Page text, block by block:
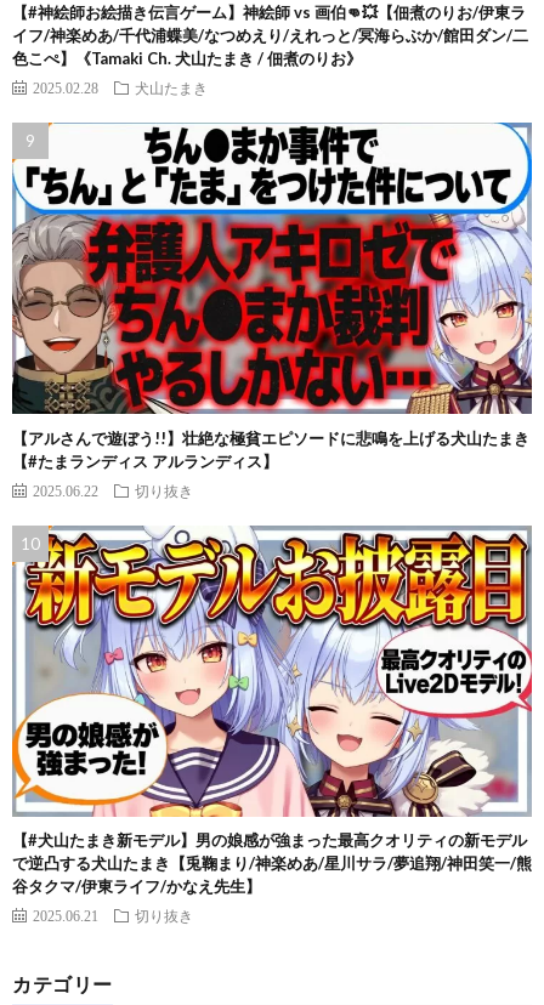
【#神絵師お絵描き伝言ゲーム】神絵師 vs 画伯👊💥【佃煮のりお/伊東ラ
イフ/神楽めあ/千代浦蝶美/なつめえり/えれっと/冥海らぶか/館田ダン/二
色こぺ】《Tamaki Ch. 犬山たまき / 佃煮のりお》
2025.02.28 犬山たまき
【アルさんで遊ぼう!!】壮絶な極貧エピソードに悲鳴を上げる犬山たまき
【#たまランディス アルランディス】
2025.06.22 切り抜き
【#犬山たまき新モデル】男の娘感が強まった最高クオリティの新モデル
で逆凸する犬山たまき【兎鞠まり/神楽めあ/星川サラ/夢追翔/神田笑一/熊
谷タクマ/伊東ライフ/かなえ先生】
2025.06.21 切り抜き
カテゴリー